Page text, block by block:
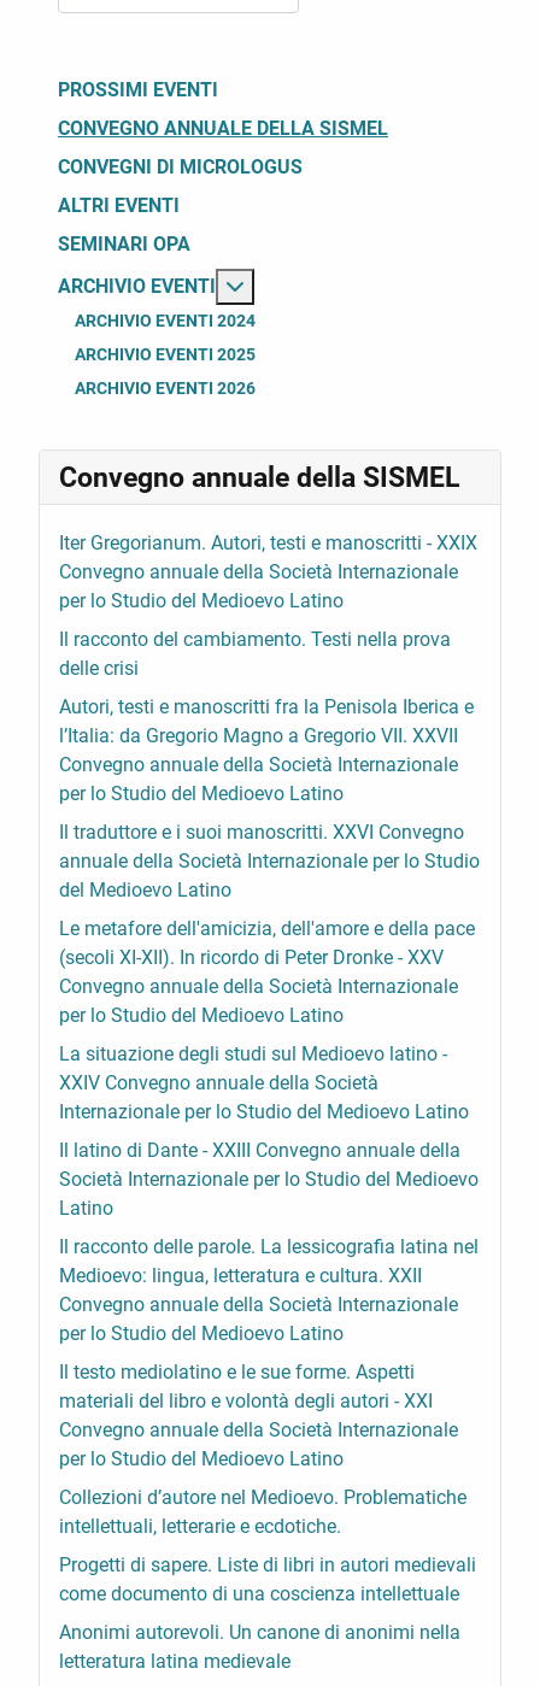
PROSSIMI EVENTI
CONVEGNO ANNUALE DELLA SISMEL
CONVEGNI DI MICROLOGUS
ALTRI EVENTI
SEMINARI OPA
ARCHIVIO EVENTI
ARCHIVIO EVENTI 2024
ARCHIVIO EVENTI 2025
ARCHIVIO EVENTI 2026
Convegno annuale della SISMEL
Iter Gregorianum. Autori, testi e manoscritti - XXIX
Convegno annuale della Società Internazionale
per lo Studio del Medioevo Latino
Il racconto del cambiamento. Testi nella prova
delle crisi
Autori, testi e manoscritti fra la Penisola Iberica e
l’Italia: da Gregorio Magno a Gregorio VII. XXVII
Convegno annuale della Società Internazionale
per lo Studio del Medioevo Latino
Il traduttore e i suoi manoscritti. XXVI Convegno
annuale della Società Internazionale per lo Studio
del Medioevo Latino
Le metafore dell'amicizia, dell'amore e della pace
(secoli XI-XII). In ricordo di Peter Dronke - XXV
Convegno annuale della Società Internazionale
per lo Studio del Medioevo Latino
La situazione degli studi sul Medioevo latino -
XXIV Convegno annuale della Società
Internazionale per lo Studio del Medioevo Latino
Il latino di Dante - XXIII Convegno annuale della
Società Internazionale per lo Studio del Medioevo
Latino
Il racconto delle parole. La lessicografia latina nel
Medioevo: lingua, letteratura e cultura. XXII
Convegno annuale della Società Internazionale
per lo Studio del Medioevo Latino
Il testo mediolatino e le sue forme. Aspetti
materiali del libro e volontà degli autori - XXI
Convegno annuale della Società Internazionale
per lo Studio del Medioevo Latino
Collezioni d’autore nel Medioevo. Problematiche
intellettuali, letterarie e ecdotiche.
Progetti di sapere. Liste di libri in autori medievali
come documento di una coscienza intellettuale
Anonimi autorevoli. Un canone di anonimi nella
letteratura latina medievale